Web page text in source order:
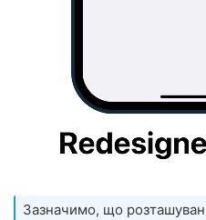
Зазначимо, що